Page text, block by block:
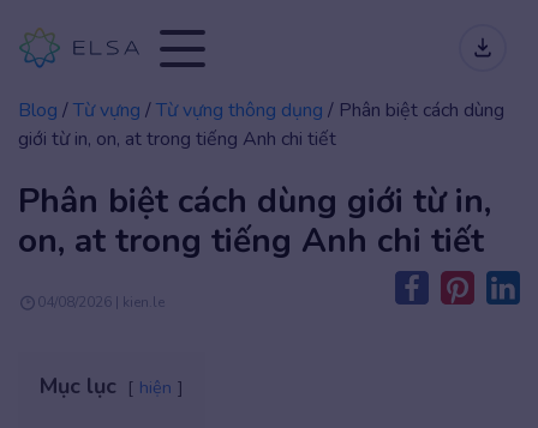
Blog /Từ vựng /Từ vựng thông dụng / Phân biệt cách dùng
giới từ in, on, at trong tiếng Anh chi tiết
Phân biệt cách dùng giới từ in,
on, at trong tiếng Anh chi tiết
04/08/2026 | kien.le
Mục lục hiện